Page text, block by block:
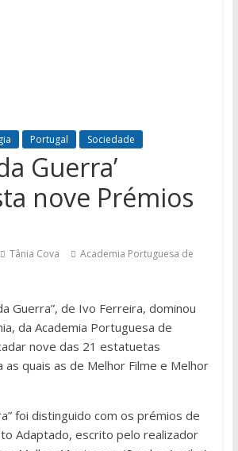
Portugal Sociedade
Guerra’
nove Prémios
Tânia Cova
Academia Portuguesa de
Guerra”, de Ivo Ferreira, dominou
da Academia Portuguesa de
nove das 21 estatuetas
quais as de Melhor Filme e Melhor
foi distinguido com os prémios de
Adaptado, escrito pelo realizador